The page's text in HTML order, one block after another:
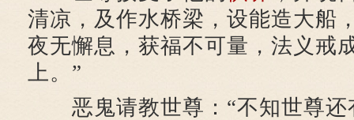
清凉，及作水桥梁，设能造大船
夜无懈息，获福不可量，法义戒
上。”
恶鬼请教世尊：“不知世尊还